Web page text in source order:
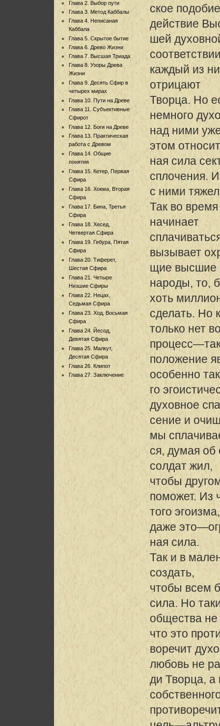
Глава 2. Выбор пути
Глава 3. Метод Каббалы
Глава 4. Неписаная
Каббала
Глава 5. Скрытое бытие
Глава 6. Древо Жизни
Глава 7. Высшая Триада
Глава 8. Узоры Древа
Жизни
Глава 9. Десять Сфир в
четырех мирах
Глава 10. Пути на Древе
Глава 11. Субъективные
Сфирот
Глава 12. Боги на Древе
Глава 13. Практическая
работа с Древом
Глава 14. Общие
понятия
Глава 15. Кетер, Первая
Сфира
Глава 16. Хокма, Вторая
Сфира
Глава 17. Бина, Третья
Сфира
Глава 18. Хесед,
Четвертая Сфира
Глава 19. Гебура, Пятая
Сфира
Глава 20. Тиферет,
Шестая Сфира
Глава 21. Четыре
Низшие Сфиры
Глава 22. Нецах,
Седьмая Сфира
Глава 23. Ход, Восьмая
Сфира
Глава 24. Йесод,
Девятая Сфира
Глава 25. Малкут,
Десятая Сфира
Глава 26. Клипот
Глава 27. Заключение
ское
действие
шей
каждый из
отрицают
Творца. Но
немного
над ними
этом
ная сила
сплочения.
с ними
Так во
начинает
вызывает
щие высшие
народы, то,
хоть
сделать. Но
только нет
положение
особенно
го
духовное
сение и
мы
ся, думая
солдат жил,
чтобы
поможет. Из
того
даже
ная сила.
Так и в
создать,
чтобы всем
сила. Но
общества не
что это
воречит
любовь не
ди Творца, а